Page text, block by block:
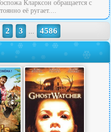
Кларксон обращается с
её ругает....
2 3 ... 4586